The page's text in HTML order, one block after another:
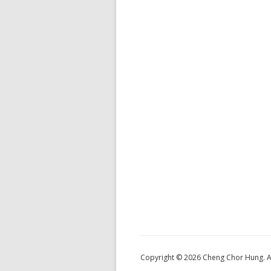
Copyright © 2026 Cheng Chor Hung.